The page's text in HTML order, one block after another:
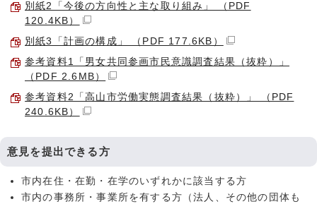
別紙2「今後の方向性と主な取り組み」 （PDF
120.4KB）
別紙3「計画の構成」 （PDF 177.6KB）
参考資料1「男女共同参画市民意識調査結果（抜粋）」
（PDF 2.6MB）
参考資料2「高山市労働実態調査結果（抜粋）」 （PDF
240.6KB）
意見を提出できる方
市内在住・在勤・在学のいずれかに該当する方
市内の事務所・事業所を有する方（法人、その他の団体も